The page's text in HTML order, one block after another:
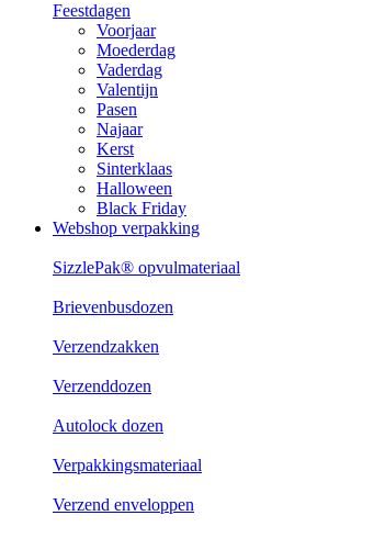
Feestdagen
Voorjaar
Moederdag
Vaderdag
Valentijn
Pasen
Najaar
Kerst
Sinterklaas
Halloween
Black Friday
Webshop verpakking
SizzlePak® opvulmateriaal
Brievenbusdozen
Verzendzakken
Verzenddozen
Autolock dozen
Verpakkingsmateriaal
Verzend enveloppen